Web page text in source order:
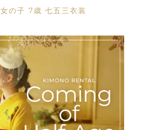
女の子 7歳 七五三衣装